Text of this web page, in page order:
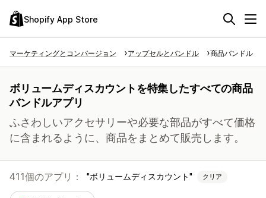
Shopify App Store
マーケティングとコンバージョン アップセルとバンドル 商品バンドル
ボリュームディスカウントを特集したすべての商品
バンドルアプリ
ふさわしいアクセサリーや必要な部品がすべて価格
に含まれるように、商品をまとめて販売します。
411個のアプリ： ボリュームディスカウント クリア